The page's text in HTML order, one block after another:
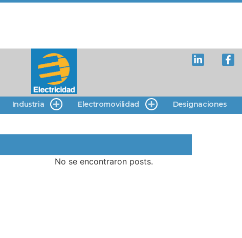
Industria Electromovilidad Designaciones
No se encontraron posts.